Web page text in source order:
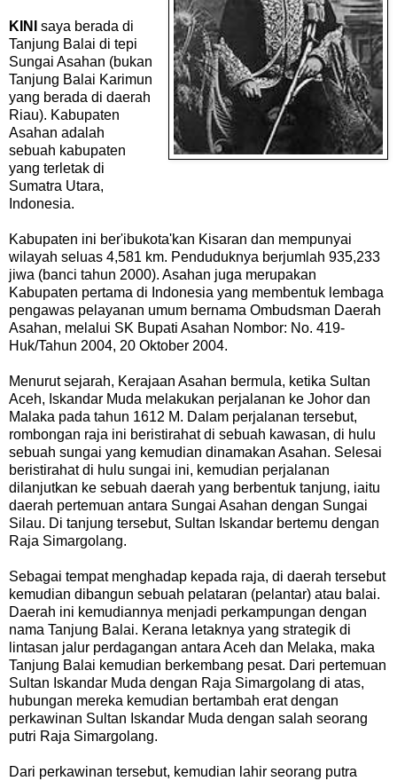
KINI
saya berada di
Tanjung Balai di tepi
Sungai Asahan (bukan
Tanjung Balai Karimun
yang berada di daerah
Riau). Kabupaten
Asahan adalah
sebuah kabupaten
yang terletak di
Sumatra Utara,
Indonesia.
Kabupaten ini ber'ibukota'kan Kisaran dan mempunyai
wilayah seluas 4,581 km. Penduduknya berjumlah 935,233
jiwa (banci tahun 2000). Asahan juga merupakan
Kabupaten pertama di Indonesia yang membentuk lembaga
pengawas pelayanan umum bernama Ombudsman Daerah
Asahan, melalui SK Bupati Asahan Nombor: No. 419-
Huk/Tahun 2004, 20 Oktober 2004.
Menurut sejarah, Kerajaan Asahan bermula, ketika Sultan
Aceh, Iskandar Muda melakukan perjalanan ke Johor dan
Malaka pada tahun 1612 M. Dalam perjalanan tersebut,
rombongan raja ini beristirahat di sebuah kawasan, di hulu
sebuah sungai yang kemudian dinamakan Asahan. Selesai
beristirahat di hulu sungai ini, kemudian perjalanan
dilanjutkan ke sebuah daerah yang berbentuk tanjung, iaitu
daerah pertemuan antara Sungai Asahan dengan Sungai
Silau. Di tanjung tersebut, Sultan Iskandar bertemu dengan
Raja Simargolang.
Sebagai tempat menghadap kepada raja, di daerah tersebut
kemudian dibangun sebuah pelataran (pelantar) atau balai.
Daerah ini kemudiannya menjadi perkampungan dengan
nama Tanjung Balai. Kerana letaknya yang strategik di
lintasan jalur perdagangan antara Aceh dan Melaka, maka
Tanjung Balai kemudian berkembang pesat. Dari pertemuan
Sultan Iskandar Muda dengan Raja Simargolang di atas,
hubungan mereka kemudian bertambah erat dengan
perkawinan Sultan Iskandar Muda dengan salah seorang
putri Raja Simargolang.
Dari perkawinan tersebut, kemudian lahir seorang putra